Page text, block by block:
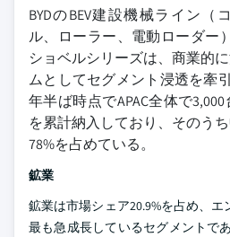
BYDのBEV建設機械ライン
ル、ローラー、電動ローダー
ショベルシリーズは、商業的
ムとしてセグメント浸透を牽
年半ば時点でAPAC全体で
を累計納入しており、そのう
78%を占めている。
鉱業
鉱業は市場シェア20.9%を占め、エ
最も急成長しているセグメントで